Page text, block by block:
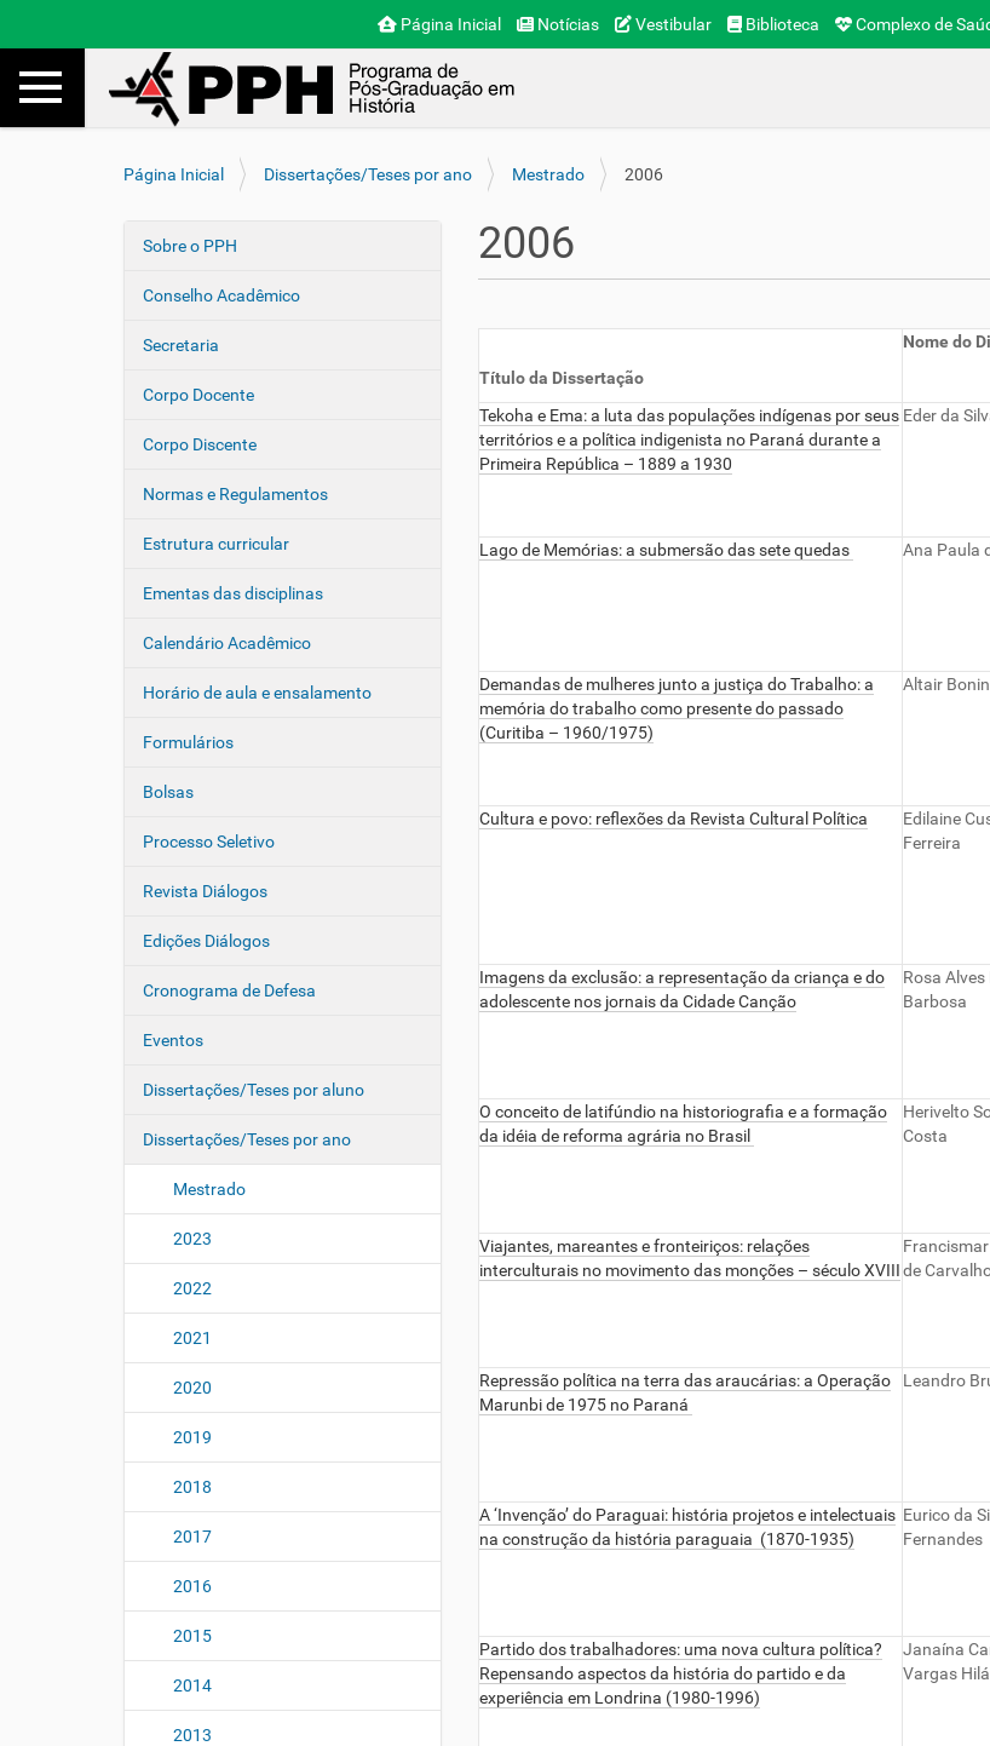
Página Inicial Notícias Vestibular Biblioteca Complexo de
Toggle navigation Busca
V
Página Inicial Dissertações/Teses por ano Mestrado 2006
N
e
a
ç
o
Sobre o PPH
Conselho Acadêmico
Secretaria
Corpo Docente
Corpo Discente
Normas e Regulamentos
Estrutura curricular
Ementas das disciplinas
Calendário Acadêmico
Horário de aula e ensalamento
Formulários
Bolsas
Processo Seletivo
Revista Diálogos
Edições Diálogos
Cronograma de Defesa
Eventos
Dissertações/Teses por aluno
Dissertações/Teses por ano
Mestrado
2023
2022
2021
2020
2019
2018
2017
2016
2015
2014
2013
2006
Título da Dissertação
Nome do
Tekoha e Ema: a luta das populações indígenas por seus
territórios e a política indigenista no Paraná durante a
Primeira República – 1889 a 1930
Eder da
Lago de Memórias: a submersão das sete quedas
Ana Paula
Demandas de mulheres junto a justiça do Trabalho: a
memória do trabalho como presente do passado
(Curitiba – 1960/1975)
Altair
Cultura e povo: reflexões da Revista Cultural Política
Edilaine
Ferreira
Imagens da exclusão: a representação da criança e do
adolescente nos jornais da Cidade Canção
Rosa Alves
Barbosa
O conceito de latifúndio na historiografia e a formação
da idéia de reforma agrária no Brasil
Herivelto
Costa
Viajantes, mareantes e fronteiriços: relações
interculturais no movimento das monções – século XVIIIde
Repressão política na terra das araucárias: a Operação
Marunbi de 1975 no Paraná
Leandro
A ‘Invenção’ do Paraguai: história projetos e intelectuais
na construção da história paraguaia (1870-1935)
Eurico da
Fernandes
Partido dos trabalhadores: uma nova cultura política?
Repensando aspectos da história do partido e da
experiência em Londrina (1980-1996)
Janaína
Vargas